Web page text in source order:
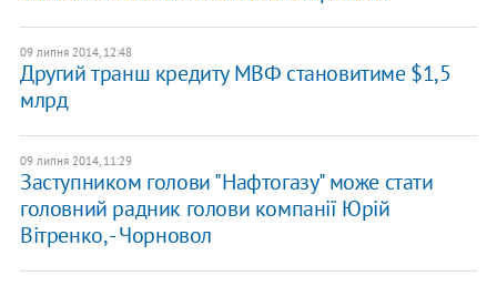
09 липня 2014, 12:48
Другий транш кредиту МВФ становитиме $1,5
млрд
09 липня 2014, 11:29
Заступником голови "Нафтогазу" може стати
головний радник голови компанії Юрій
Вітренко, - Чорновол